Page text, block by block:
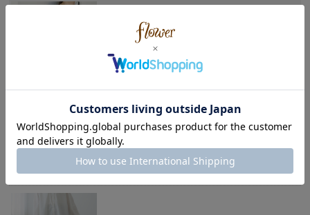
【50%OFF】shiny tweed jacket～ｼｬｲﾆｰﾂｲｰﾄﾞｼﾞ
ｬｹｯﾄ
ずっと憧れてたキラキラジャケット！
春まで着たくてアイボリーを購入しました